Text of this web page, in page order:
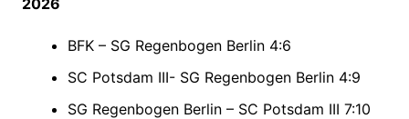
2026
BFK – SG Regenbogen Berlin 4:6
SC Potsdam III- SG Regenbogen Berlin 4:9
SG Regenbogen Berlin – SC Potsdam III 7:10